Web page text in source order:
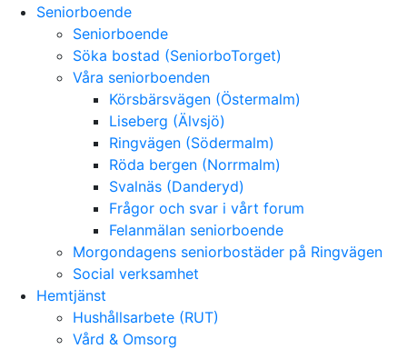
Seniorboende
Seniorboende
Söka bostad (SeniorboTorget)
Våra seniorboenden
Körsbärsvägen (Östermalm)
Liseberg (Älvsjö)
Ringvägen (Södermalm)
Röda bergen (Norrmalm)
Svalnäs (Danderyd)
Frågor och svar i vårt forum
Felanmälan seniorboende
Morgondagens seniorbostäder på Ringvägen
Social verksamhet
Hemtjänst
Hushållsarbete (RUT)
Vård & Omsorg